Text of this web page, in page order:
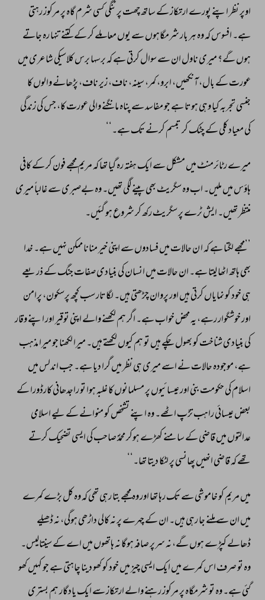
اوپر نظر اپنے پورے ارتکاز کے ساتھ چھت پر ٹنگی کسی شرم گاہ پر مرکوز رہتی
ہے۔ افسوس کہ وہ ہر بار شرمگاہوں سے یوں معاملے کر کے کتنے تنہا رہ جاتے
ہوں گے؟ میری ناول ان سے سوال کرتی ہے کہ برسہا برس کلاسیکی شاعری میں
عورت کے بال، آنکھیں، ابرو، کمر، سینہ، ناف، زیر ناف، پڑھانے والوں کا
جنسی تجربہ کیا وہی ہوتا ہے جو مفاسد سے پناہ مانگنے والی عورت کا، جس کی زندگی
کی معیاد کلی کے چٹک کر تبسم کرنے تک ہے۔‘‘
میرے رٹائرمنٹ میں مشکل سے ایک ہفتہ رہ گیا تھا کہ مریم مجھے فون کر کے کافی
ہاؤس میں ملیں۔ اب وہ سگریٹ بھی پینے لگی تھیں۔ وہ بےصبری سے غالباً میری
منتظر تھیں۔ ایش ٹرے پر سگریٹ رکھ کر شروع ہو گئیں۔
’’مجھے لگتا ہے کہ ا ن حالات میں فسادوں سے اپنی خیر منانا ممکن نہیں ہے۔ خدا
بھی ہاتھ اٹھا لیتا ہے۔ ان حالات میں انسان کی بنیادی صفات جنگ کے ذریعے
ہی خود کو نمایاں کرتی ہیں اور پروان چڑھتی ہیں۔ لگاتار سب کچھ پرسکون، پرامن
اور خوشگوار رہے، یہ محض خواب ہے۔ اگر ہم لکھنے والے اپنی توقیر اور اپنے وقار
کی بنیادی شناخت کو بھول چکے ہیں تو ہم کیوں لکھتے ہیں۔ میرا لکھنا جو میرا مذہب
ہے، موجودہ حالات نے اسے میری ہی نظر میں گرا دیا ہے۔ جب اندلس میں
اسلام کی حکومت بنی اور عیسائیوں پر مسلمانوں کا غلبہ ہوا تو راجدھانی کارڈورا کے
بعض عیسائی راہب تڑپ اٹھے۔ وہ اپنے تشخص کو منوانے کے لیے اسلامی
عدالتوں میں قاضی کے سامنے کھڑے ہوکر محمدؐ صاحب کی ایسی تضحیک کرتے
تھے کہ قاضی انھیں پھانسی پر لٹکا دیتا تھا۔‘‘
میں مریم کو خاموشی سے تک رہا تھا اور وہ مجھے بتا رہی تھی کہ وہ کل بڑے کمرے
میں ان سے ملنے جا رہی ہیں۔ ان کے چہرے پر نہ کالی داڑھی ہوگی، نہ ڈھیلے
ڈھالے کپڑے ہوں گے، نہ سرپر صافہ ہوگا نہ ہاتھوں میں اے کے سینتالیس۔
وہ تو صرف اس کمرے میں ایک ایسی چیز میں خود کو کھو دینا چاہتی ہے جو کہیں کھو
گئی ہے۔ وہ تو شرمگاہ پر مرکوز رہنے والے ارتکاز سے ایک یادگار ہم بستری